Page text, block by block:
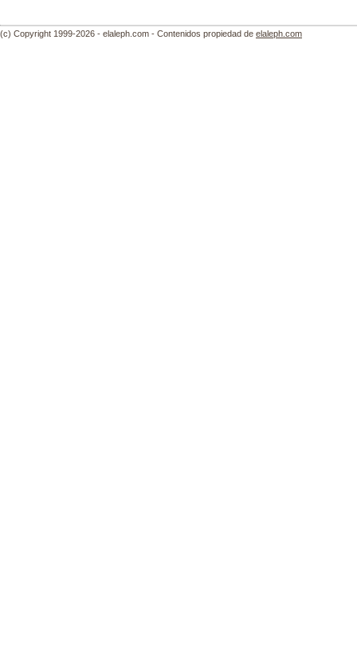
(c) Copyright 1999-2026 - elaleph.com - Contenidos propiedad de elaleph.com